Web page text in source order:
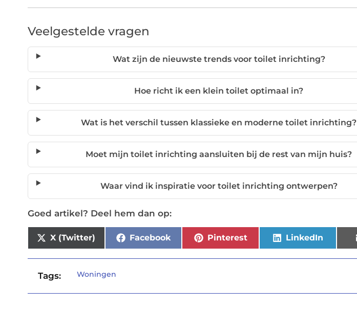
Veelgestelde vragen
Wat zijn de nieuwste trends voor toilet inrichting?
Hoe richt ik een klein toilet optimaal in?
Wat is het verschil tussen klassieke en moderne toilet inrichting?
Moet mijn toilet inrichting aansluiten bij de rest van mijn huis?
Waar vind ik inspiratie voor toilet inrichting ontwerpen?
Goed artikel? Deel hem dan op:
X (Twitter) Facebook Pinterest LinkedIn
Tags: Woningen